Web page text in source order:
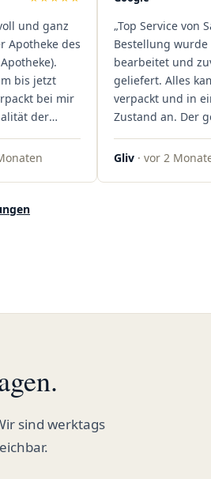
an erster
an das
bin
und ganz
Apotheke des
bis jetzt
bei mir
der
auf einem
ist
hatte nur
„Top Service von
Bestellung wurde
bearbeitet und
geliefert. Alles
verpackt und in
Zustand an. Der
war
professionell.
Gliv · vor 2
sind werktags